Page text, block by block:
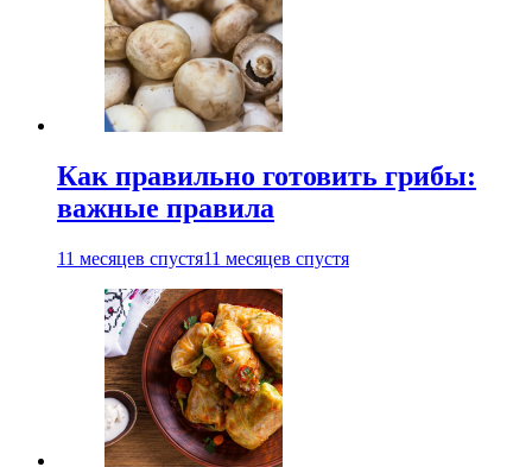
Как правильно готовить грибы:
важные правила
11 месяцев спустя11 месяцев спустя